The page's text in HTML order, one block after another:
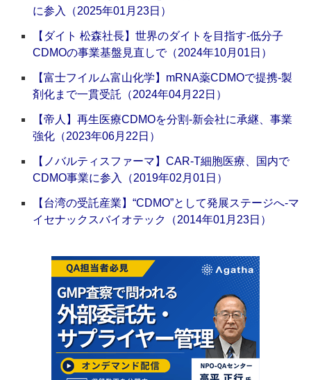
に参入（2025年01月23日）
【ダイト 松森社長】世界のダイトを目指す‐低分子
CDMOの事業基盤見直しで（2024年10月01日）
【富士フイルム富山化学】mRNA薬CDMOで提携‐製
剤化まで一貫受託（2024年04月22日）
【帝人】再生医療CDMOを分割‐新会社に承継、事業
強化（2023年06月22日）
【ノバルティスファーマ】CAR-T細胞医療、国内で
CDMO事業に参入（2019年02月01日）
【台湾の受託産業】“CDMO”として発展ステージへ‐マ
イセナックスバイオテック（2014年01月23日）